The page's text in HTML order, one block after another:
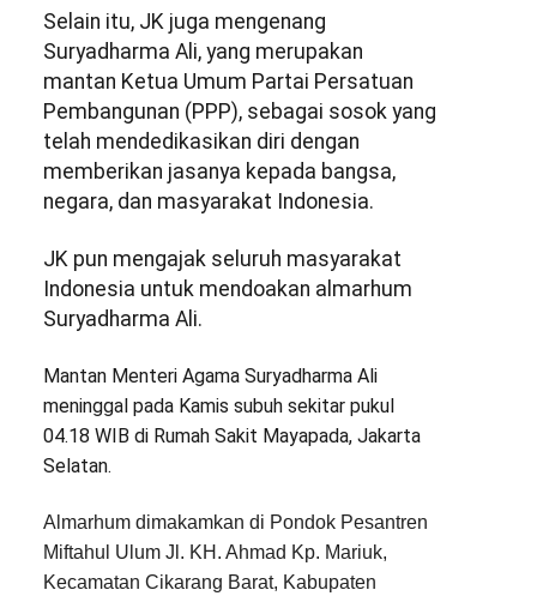
Selain itu, JK juga mengenang
Suryadharma Ali, yang merupakan
mantan Ketua Umum Partai Persatuan
Pembangunan (PPP), sebagai sosok yang
telah mendedikasikan diri dengan
memberikan jasanya kepada bangsa,
negara, dan masyarakat Indonesia.
JK pun mengajak seluruh masyarakat
Indonesia untuk mendoakan almarhum
Suryadharma Ali.
Mantan Menteri Agama Suryadharma Ali
meninggal pada Kamis subuh sekitar pukul
04.18 WIB di Rumah Sakit Mayapada, Jakarta
Selatan.
Almarhum dimakamkan di Pondok Pesantren
Miftahul Ulum Jl. KH. Ahmad Kp. Mariuk,
Kecamatan Cikarang Barat, Kabupaten